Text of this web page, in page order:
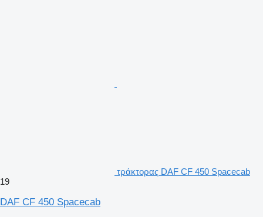
τράκτορας DAF CF 450 Spacecab
19
DAF CF 450 Spacecab